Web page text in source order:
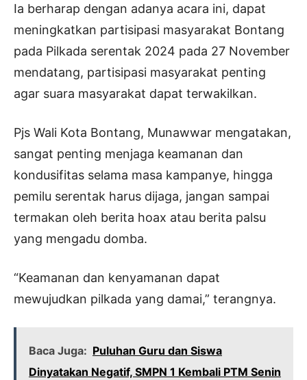
Ia berharap dengan adanya acara ini, dapat
meningkatkan partisipasi masyarakat Bontang
pada Pilkada serentak 2024 pada 27 November
mendatang, partisipasi masyarakat penting
agar suara masyarakat dapat terwakilkan.
Pjs Wali Kota Bontang, Munawwar mengatakan,
sangat penting menjaga keamanan dan
kondusifitas selama masa kampanye, hingga
pemilu serentak harus dijaga, jangan sampai
termakan oleh berita hoax atau berita palsu
yang mengadu domba.
“Keamanan dan kenyamanan dapat
mewujudkan pilkada yang damai,” terangnya.
Baca Juga: Puluhan Guru dan Siswa
Dinyatakan Negatif, SMPN 1 Kembali PTM Senin